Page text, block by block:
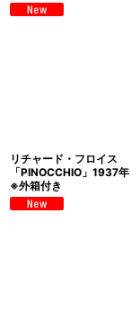
リチャード・フロイス
「PINOCCHIO」1937年
※外箱付き